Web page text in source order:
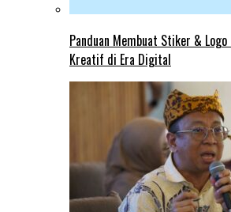
Panduan Membuat Stiker &
Kreatif di Era Digital